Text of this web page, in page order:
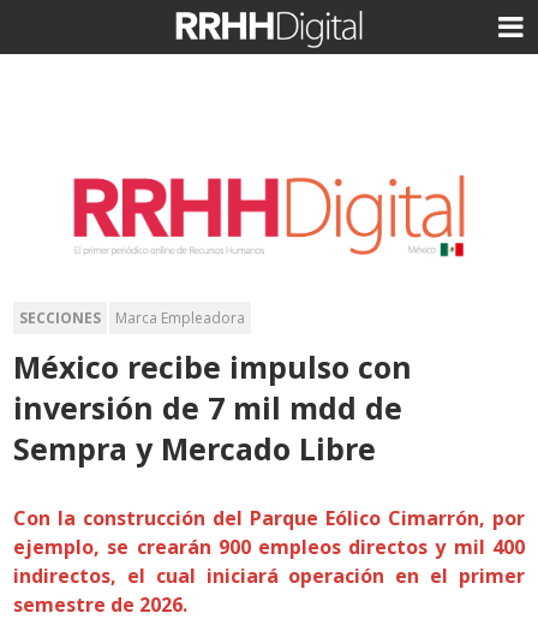
SECCIONES Marca Empleadora
México recibe impulso con
inversión de 7 mil mdd de
Sempra y Mercado Libre
Con la construcción del Parque Eólico Cimarrón, por
ejemplo, se crearán 900 empleos directos y mil 400
indirectos, el cual iniciará operación en el primer
semestre de 2026.